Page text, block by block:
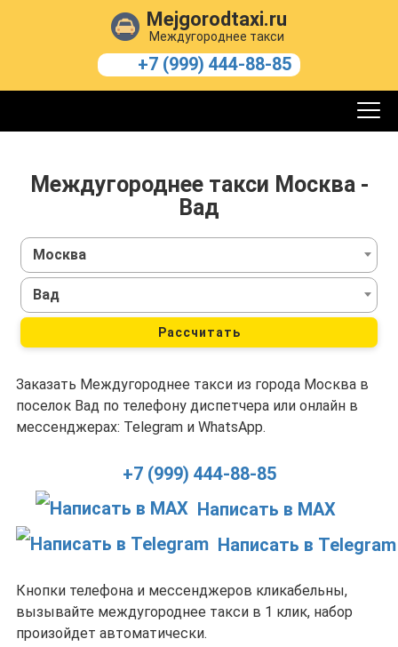
Mejgorodtaxi.ru
Междугороднее такси
+7 (999) 444-88-85
Междугороднее такси Москва -
Вад
Москва
Вад
Рассчитать
Заказать Междугороднее такси из города Москва в
поселок Вад по телефону диспетчера или онлайн в
мессенджерах: Telegram и WhatsApp.
+7 (999) 444-88-85
Написать в MAX
Написать в Telegram
Кнопки телефона и мессенджеров кликабельны,
вызывайте междугороднее такси в 1 клик, набор
произойдет автоматически.